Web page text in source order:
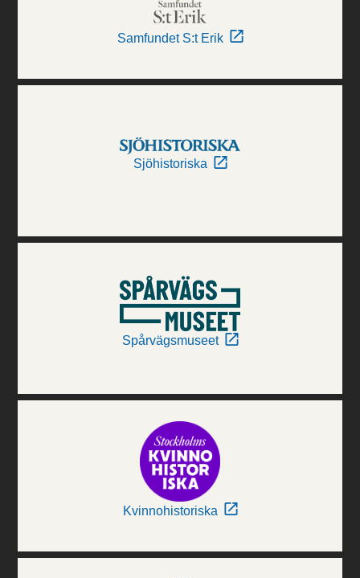
Samfundet S:t Erik
Sjöhistoriska
Spårvägsmuseet
Kvinnohistoriska